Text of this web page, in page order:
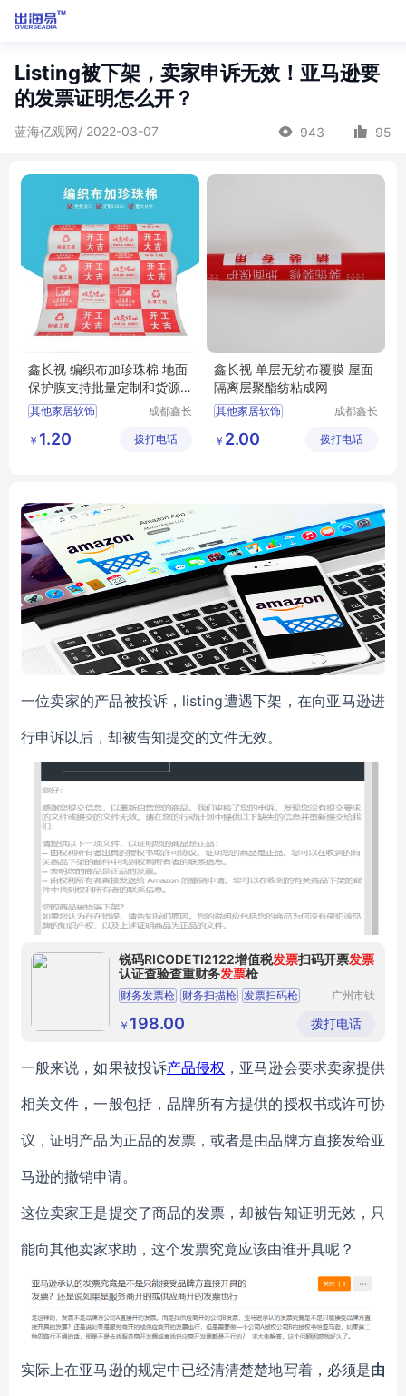
Listing被下架，卖家申诉无效！亚马逊要
的发票证明怎么开？
蓝海亿观网/ 2022-03-07 943 95
鑫长视 编织布加珍珠棉 地面
保护膜支持批量定制和货源
充足
其他家居软饰
成都鑫长
料有限公
￥ 1.20 拨打电话
鑫长视 单层无纺布覆膜 屋面
隔离层聚酯纺粘成网
其他家居软饰
成都鑫长
料有限公
￥ 2.00 拨打电话
一位卖家的产品被投诉，listing遭遇下架，在向亚马逊进
行申诉以后，却被告知提交的文件无效。
锐码RICODETI2122增值税发票扫码开票发票
认证查验查重财务发票枪
财务发票枪 财务扫描枪 发票扫码枪
扫描枪
扫码枪
广州市钛
技有限公
司
￥ 198.00 拨打电话
一般来说，如果被投诉产品侵权 ，亚马逊会要求卖家提供
相关文件，一般包括，品牌所有方提供的授权书或许可协
议，证明产品为正品的发票，或者是由品牌方直接发给亚
马逊的撤销申请。
这位卖家正是提交了商品的发票，却被告知证明无效，只
能向其他卖家求助，这个发票究竟应该由谁开具呢？
实际上在亚马逊的规定中已经清清楚楚地写着，必须是由